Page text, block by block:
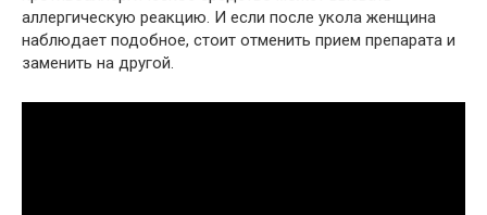
аллергическую реакцию. И если после укола женщина
наблюдает подобное, стоит отменить прием препарата и
заменить на другой.